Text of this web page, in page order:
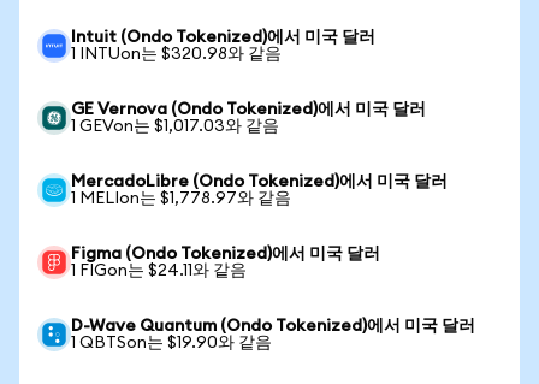
Intuit (Ondo Tokenized)에서 미국 달러
1 INTUon는 $320.98와 같음
GE Vernova (Ondo Tokenized)에서 미국 달러
1 GEVon는 $1,017.03와 같음
MercadoLibre (Ondo Tokenized)에서 미국 달러
1 MELIon는 $1,778.97와 같음
Figma (Ondo Tokenized)에서 미국 달러
1 FIGon는 $24.11와 같음
D-Wave Quantum (Ondo Tokenized)에서 미국 달러
1 QBTSon는 $19.90와 같음